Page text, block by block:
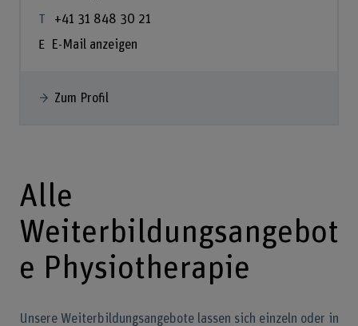
+41 31 848 30 21
E-Mail anzeigen
Zum Profil
Alle
Weiterbildungsangebot
e Physiotherapie
Unsere Weiterbildungsangebote lassen sich einzeln oder in